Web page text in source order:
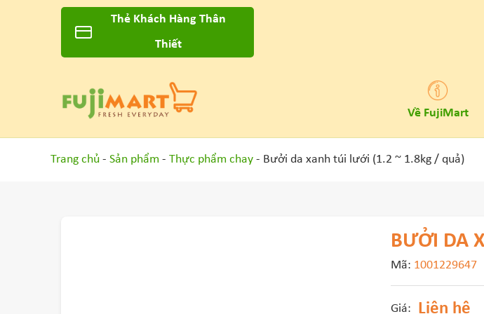
Thẻ Khách Hàng Thân
Thiết
Về FujiMart
Trang chủ - Sản phẩm - Thực phẩm chay - Bưởi da xanh túi lưới (1.2 ~ 1.8kg / quả)
BƯỞI DA
Mã: 1001229647
Giá: Liên hệ